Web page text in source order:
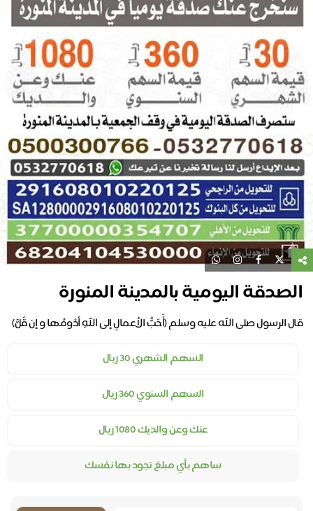
الصدقة اليومية بالمدينة المنورة
قال الرسول صلى الله عليه وسلم (أَحَبُّ الأعمالِ إلى اللهِ أدْومُها و إن قَلَّ)
السهم الشهري 30 ريال
السهم السنوي 360 ريال
عنك وعن والديك 1080 ريال
ساهم بأي مبلغ تجود بها نفسك